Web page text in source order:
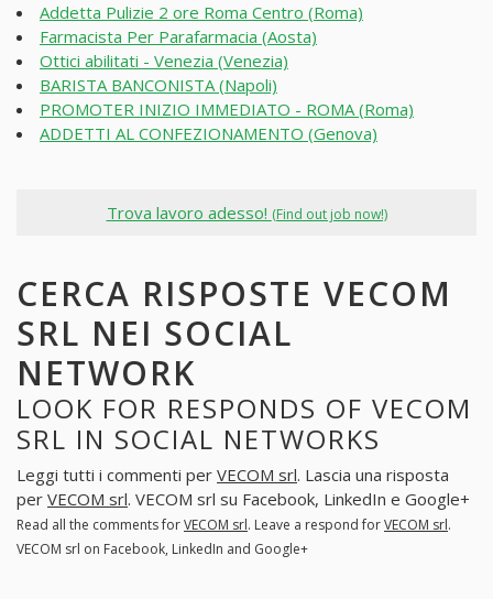
Addetta Pulizie 2 ore Roma Centro (Roma)
Farmacista Per Parafarmacia (Aosta)
Ottici abilitati - Venezia (Venezia)
BARISTA BANCONISTA (Napoli)
PROMOTER INIZIO IMMEDIATO - ROMA (Roma)
ADDETTI AL CONFEZIONAMENTO (Genova)
Trova lavoro adesso! (Find out job now!)
CERCA RISPOSTE VECOM
SRL NEI SOCIAL
NETWORK
LOOK FOR RESPONDS OF VECOM
SRL IN SOCIAL NETWORKS
Leggi tutti i commenti per VECOM srl. Lascia una risposta
per VECOM srl. VECOM srl su Facebook, LinkedIn e Google+
Read all the comments forVECOM srl. Leave a respond forVECOM srl.
VECOM srl on Facebook, LinkedIn and Google+